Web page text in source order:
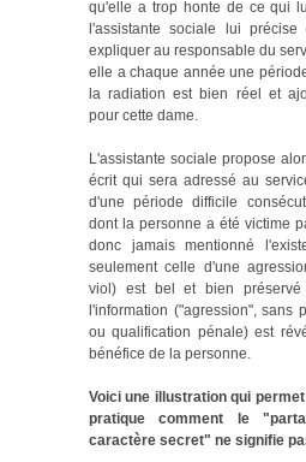
qu'elle a trop honte de ce qui
l'assistante sociale lui
expliquer au responsable du
elle a chaque année une
la radiation est bien réel et
pour cette dame.
L'assistante sociale propose
écrit qui sera adressé au
d'une période difficile
dont la personne a été victime
donc jamais mentionné
seulement celle d'une
viol) est bel et bien
l'information ("agression", sans
ou qualification pénale) est
bénéfice de la personne.
Voici une illustration qui
pratique comment le
caractère secret" ne signifie